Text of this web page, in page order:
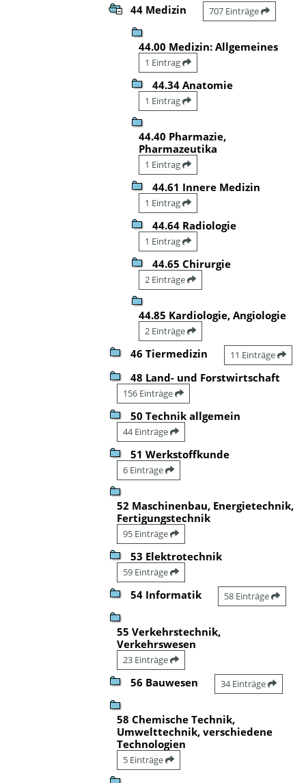
44 Medizin 707 Einträge
44.00 Medizin: Allgemeines
1 Eintrag
44.34 Anatomie
1 Eintrag
44.40 Pharmazie,
Pharmazeutika
1 Eintrag
44.61 Innere Medizin
1 Eintrag
44.64 Radiologie
1 Eintrag
44.65 Chirurgie
2 Einträge
44.85 Kardiologie, Angiologie
2 Einträge
46 Tiermedizin 11 Einträge
48 Land- und Forstwirtschaft
156 Einträge
50 Technik allgemein
44 Einträge
51 Werkstoffkunde
6 Einträge
52 Maschinenbau, Energietechnik,
Fertigungstechnik
95 Einträge
53 Elektrotechnik
59 Einträge
54 Informatik 58 Einträge
55 Verkehrstechnik,
Verkehrswesen
23 Einträge
56 Bauwesen 34 Einträge
58 Chemische Technik,
Umwelttechnik, verschiedene
Technologien
5 Einträge